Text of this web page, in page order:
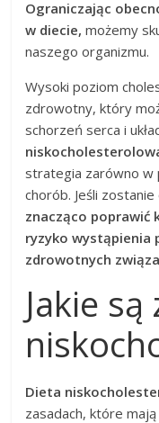
Ograniczając
w diecie, możemy
naszego organizmu.
Wysoki poziom
zdrowotny, który
schorzeń serca i
strategia zarówno w
chorób. Jeśli
znacząco poprawić
ryzyko wystąpienia
zdrowotnych
Jakie
Dieta
zasadach, które